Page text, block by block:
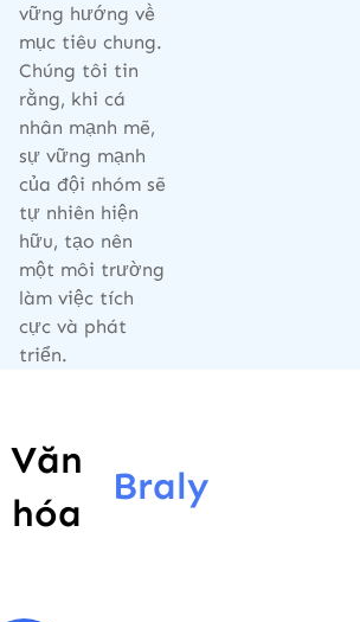
vững hướng về
mục tiêu chung.
Chúng tôi tin
rằng, khi cá
nhân mạnh mẽ,
sự vững mạnh
của đội nhóm sẽ
tự nhiên hiện
hữu, tạo nên
một môi trường
làm việc tích
cực và phát
triển.
Văn
hóa
Braly